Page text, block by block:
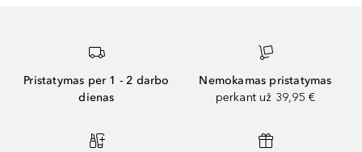
Pristatymas per 1 - 2 darbo
dienas
Nemokamas pristatymas
perkant už 39,95 €